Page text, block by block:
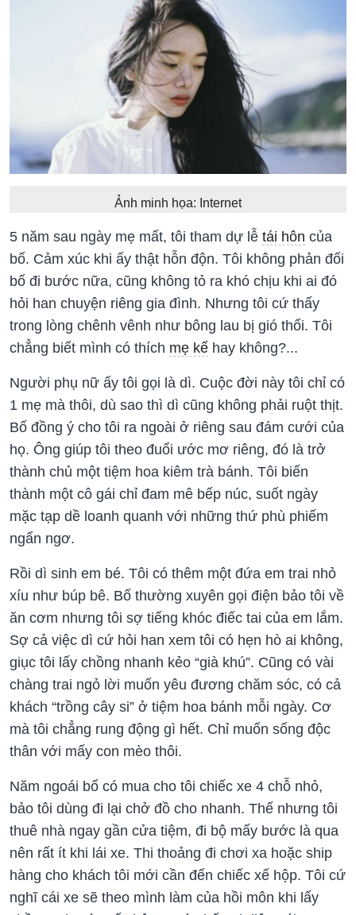
Ảnh minh họa: Internet
5 năm sau ngày mẹ mất, tôi tham dự lễ tái hôn của
bố. Cảm xúc khi ấy thật hỗn độn. Tôi không phản đối
bố đi bước nữa, cũng không tỏ ra khó chịu khi ai đó
hỏi han chuyện riêng gia đình. Nhưng tôi cứ thấy
trong lòng chênh vênh như bông lau bị gió thổi. Tôi
chẳng biết mình có thích mẹ kế hay không?...
Người phụ nữ ấy tôi gọi là dì. Cuộc đời này tôi chỉ có
1 mẹ mà thôi, dù sao thì dì cũng không phải ruột thịt.
Bố đồng ý cho tôi ra ngoài ở riêng sau đám cưới của
họ. Ông giúp tôi theo đuổi ước mơ riêng, đó là trở
thành chủ một tiệm hoa kiêm trà bánh. Tôi biến
thành một cô gái chỉ đam mê bếp núc, suốt ngày
mặc tạp dề loanh quanh với những thứ phù phiếm
ngẩn ngơ.
Rồi dì sinh em bé. Tôi có thêm một đứa em trai nhỏ
xíu như búp bê. Bố thường xuyên gọi điện bảo tôi về
ăn cơm nhưng tôi sợ tiếng khóc điếc tai của em lắm.
Sợ cả việc dì cứ hỏi han xem tôi có hẹn hò ai không,
giục tôi lấy chồng nhanh kẻo “già khú”. Cũng có vài
chàng trai ngỏ lời muốn yêu đương chăm sóc, có cả
khách “trồng cây si” ở tiệm hoa bánh mỗi ngày. Cơ
mà tôi chẳng rung động gì hết. Chỉ muốn sống độc
thân với mấy con mèo thôi.
Năm ngoái bố có mua cho tôi chiếc xe 4 chỗ nhỏ,
bảo tôi dùng đi lại chở đồ cho nhanh. Thế nhưng tôi
thuê nhà ngay gần cửa tiệm, đi bộ mấy bước là qua
nên rất ít khi lái xe. Thi thoảng đi chơi xa hoặc ship
hàng cho khách tôi mới cần đến chiếc xế hộp. Tôi cứ
nghĩ cái xe sẽ theo mình làm của hồi môn khi lấy